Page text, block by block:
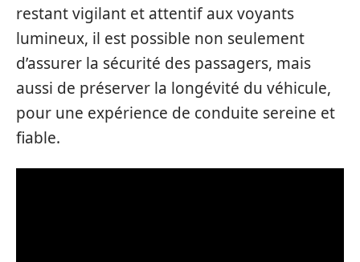
restant vigilant et attentif aux voyants
lumineux, il est possible non seulement
d’assurer la sécurité des passagers, mais
aussi de préserver la longévité du véhicule,
pour une expérience de conduite sereine et
fiable.